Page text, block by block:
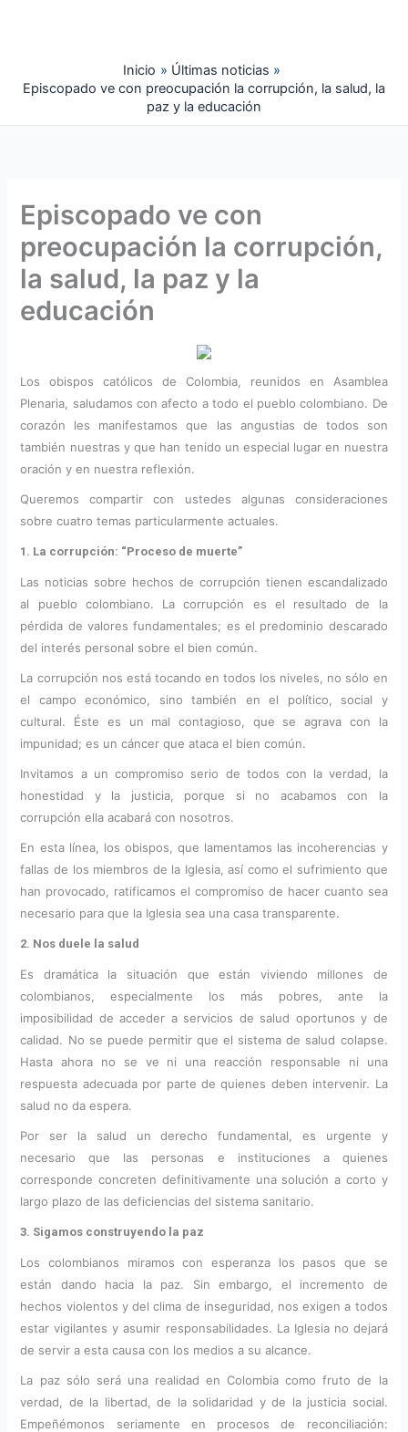
Inicio
Últimas noticias
Episcopado ve con preocupación la corrupción, la salud, la
paz y la educación
Episcopado ve con
preocupación la corrupción,
la salud, la paz y la
educación
Los obispos católicos de Colombia, reunidos en Asamblea
Plenaria, saludamos con afecto a todo el pueblo colombiano. De
corazón les manifestamos que las angustias de todos son
también nuestras y que han tenido un especial lugar en nuestra
oración y en nuestra reflexión.
Queremos compartir con ustedes algunas consideraciones
sobre cuatro temas particularmente actuales.
1. La corrupción: “Proceso de muerte”
Las noticias sobre hechos de corrupción tienen escandalizado
al pueblo colombiano. La corrupción es el resultado de la
pérdida de valores fundamentales; es el predominio descarado
del interés personal sobre el bien común.
La corrupción nos está tocando en todos los niveles, no sólo en
el campo económico, sino también en el político, social y
cultural. Éste es un mal contagioso, que se agrava con la
impunidad; es un cáncer que ataca el bien común.
Invitamos a un compromiso serio de todos con la verdad, la
honestidad y la justicia, porque si no acabamos con la
corrupción ella acabará con nosotros.
En esta línea, los obispos, que lamentamos las incoherencias y
fallas de los miembros de la Iglesia, así como el sufrimiento que
han provocado, ratificamos el compromiso de hacer cuanto sea
necesario para que la Iglesia sea una casa transparente.
2. Nos duele la salud
Es dramática la situación que están viviendo millones de
colombianos, especialmente los más pobres, ante la
imposibilidad de acceder a servicios de salud oportunos y de
calidad. No se puede permitir que el sistema de salud colapse.
Hasta ahora no se ve ni una reacción responsable ni una
respuesta adecuada por parte de quienes deben intervenir. La
salud no da espera.
Por ser la salud un derecho fundamental, es urgente y
necesario que las personas e instituciones a quienes
corresponde concreten definitivamente una solución a corto y
largo plazo de las deficiencias del sistema sanitario.
3. Sigamos construyendo la paz
Los colombianos miramos con esperanza los pasos que se
están dando hacia la paz. Sin embargo, el incremento de
hechos violentos y del clima de inseguridad, nos exigen a todos
estar vigilantes y asumir responsabilidades. La Iglesia no dejará
de servir a esta causa con los medios a su alcance.
La paz sólo será una realidad en Colombia como fruto de la
verdad, de la libertad, de la solidaridad y de la justicia social.
Empeñémonos seriamente en procesos de reconciliación: